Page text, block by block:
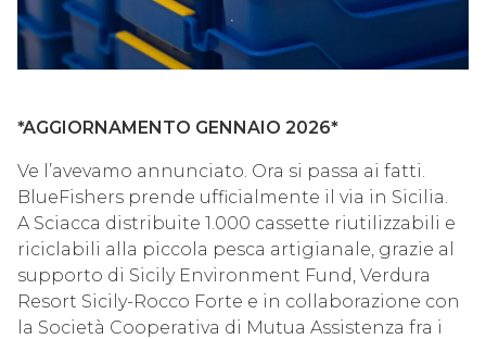
*AGGIORNAMENTO GENNAIO 2026*
Ve l’avevamo annunciato. Ora si passa ai fatti.
BlueFishers prende ufficialmente il via in Sicilia.
A Sciacca distribuite 1.000 cassette riutilizzabili e
riciclabili alla piccola pesca artigianale, grazie al
supporto di Sicily Environment Fund, Verdura
Resort Sicily-Rocco Forte e in collaborazione con
la Società Cooperativa di Mutua Assistenza fra i